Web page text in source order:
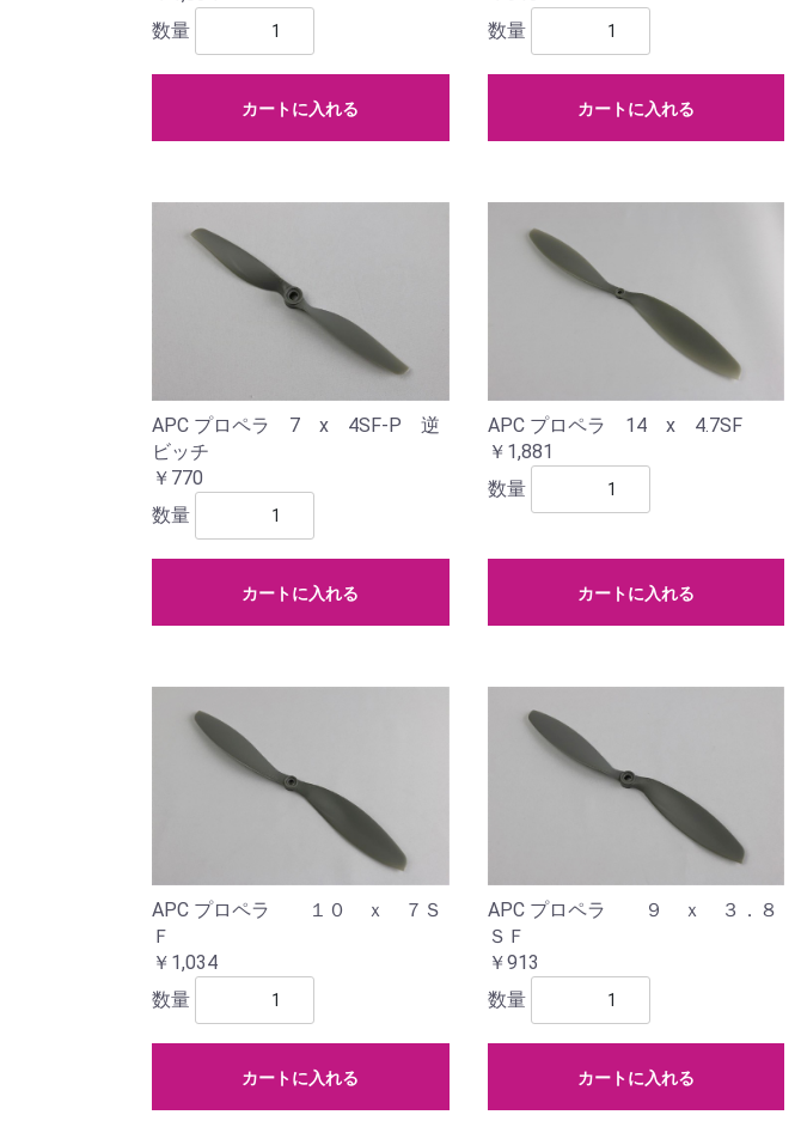
数量
カートに入れる
数量
カートに入れる
APC プロペラ 7 x 4SF-P 逆
ビッチ
￥770
数量
カートに入れる
APC プロペラ 14 x 4.7SF
￥1,881
数量
カートに入れる
APC プロペラ １０ ｘ ７Ｓ
Ｆ
￥1,034
数量
カートに入れる
APC プロペラ ９ ｘ ３．８
ＳＦ
￥913
数量
カートに入れる